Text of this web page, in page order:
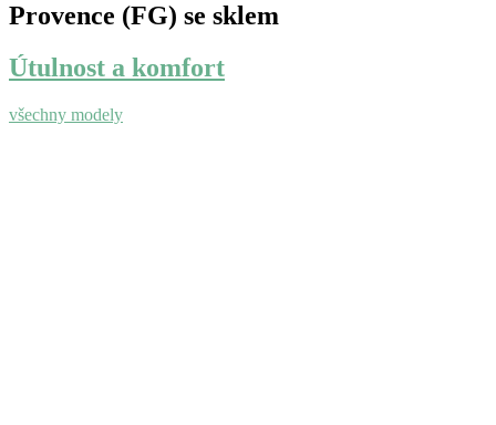
Provence (FG) se sklem
Útulnost a komfort
všechny modely